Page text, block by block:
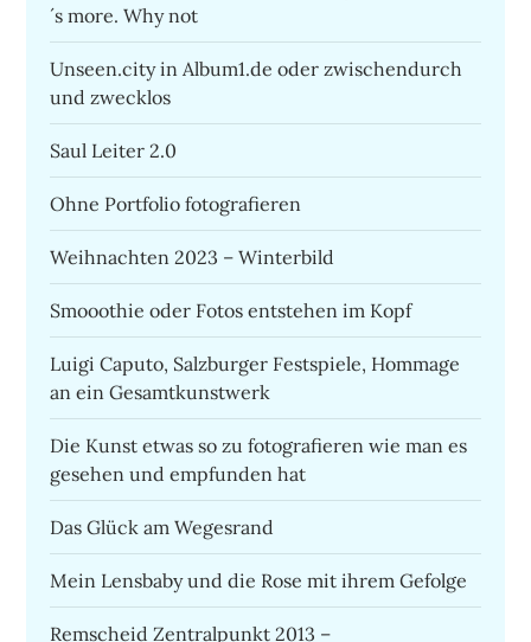
´s more. Why not
Unseen.city in Album1.de oder zwischendurch
und zwecklos
Saul Leiter 2.0
Ohne Portfolio fotografieren
Weihnachten 2023 – Winterbild
Smooothie oder Fotos entstehen im Kopf
Luigi Caputo, Salzburger Festspiele, Hommage
an ein Gesamtkunstwerk
Die Kunst etwas so zu fotografieren wie man es
gesehen und empfunden hat
Das Glück am Wegesrand
Mein Lensbaby und die Rose mit ihrem Gefolge
Remscheid Zentralpunkt 2013 –